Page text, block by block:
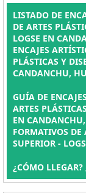
LISTADO DE
DE ARTES
LOGSE EN
ENCAJES
PLÁSTICAS Y
CANDANCHU,
GUÍA DE
ARTES
EN
FORMATIVOS DE
SUPERIOR -
¿CÓMO